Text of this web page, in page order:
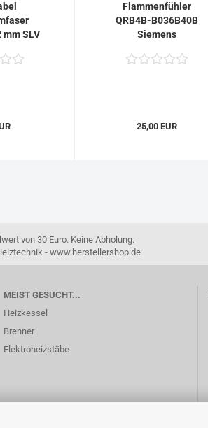
mm SLV
Flammenfühler
QRB4B-B036B40B
Siemens
25,00 EUR
von 30 Euro. Keine Abholung.
- www.herstellershop.de
MEIST GESUCHT...
Heizkessel
Brenner
Elektroheizstäbe